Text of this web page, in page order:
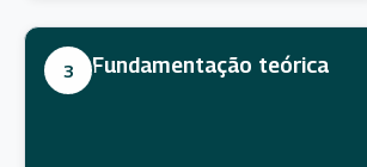
3 Fundamentação teórica